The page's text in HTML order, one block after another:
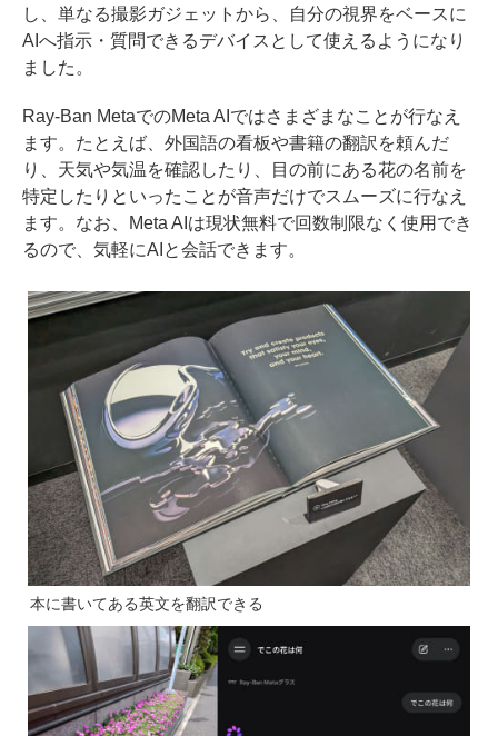
し、単なる撮影ガジェットから、自分の視界をベースに
AIへ指示・質問できるデバイスとして使えるようになり
ました。
Ray-Ban MetaでのMeta AIではさまざまなことが行なえ
ます。たとえば、外国語の看板や書籍の翻訳を頼んだ
り、天気や気温を確認したり、目の前にある花の名前を
特定したりといったことが音声だけでスムーズに行なえ
ます。なお、Meta AIは現状無料で回数制限なく使用でき
るので、気軽にAIと会話できます。
本に書いてある英文を翻訳できる